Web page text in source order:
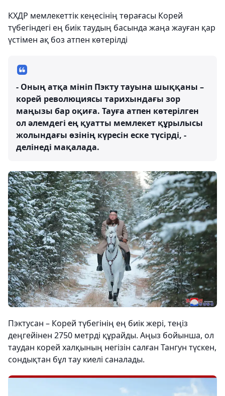
КХДР мемлекеттік кеңесінің төрағасы Корей
түбегіндегі ең биік таудың басында жаңа жауған қар
үстімен ақ боз атпен көтерілді
- Оның атқа мініп Пэкту тауына шыққаны –
корей революциясы тарихындағы зор
маңызы бар оқиға. Тауға атпен көтерілген
ол әлемдегі ең қуатты мемлекет құрылысы
жолындағы өзінің күресін еске түсірді, -
делінеді мақалада.
Пэктусан – Корей түбегінің ең биік жері, теңіз
деңгейінен 2750 метрді құрайды. Аңыз бойынша, ол
таудан корей халқының негізін салған Тангун түскен,
сондықтан бұл тау киелі саналады.